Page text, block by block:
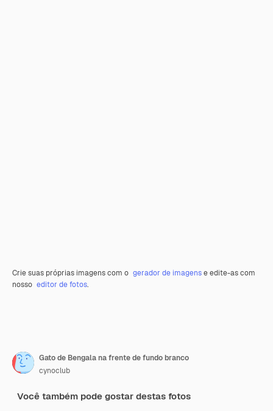
Crie suas próprias imagens com o gerador de imagense edite-as com
nosso editor de fotos.
Gato de Bengala na frente de fundo branco
cynoclub
Você também pode gostar destas fotos